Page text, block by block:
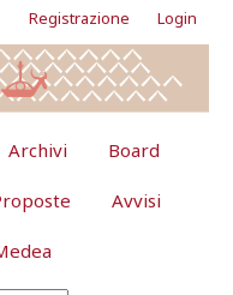
Archivi Board
Avvisi
Registrazione Login